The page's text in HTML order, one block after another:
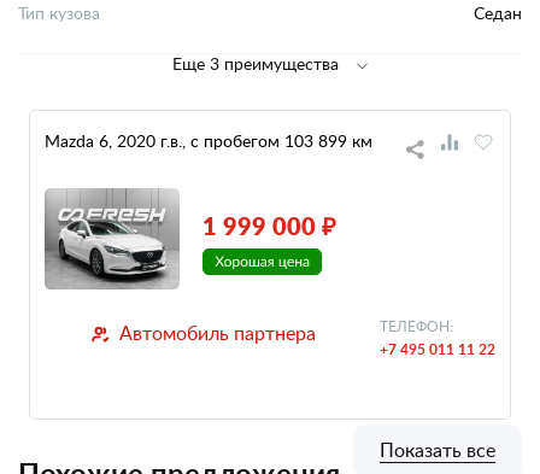
Тип кузова Седан
Еще 3 преимущества
Mazda 6, 2020 г.в., с пробегом 103 899 км
1 999 000 ₽
Автомобиль партнера ТЕЛЕФОН:
+7 495 011 11 22
Показать все